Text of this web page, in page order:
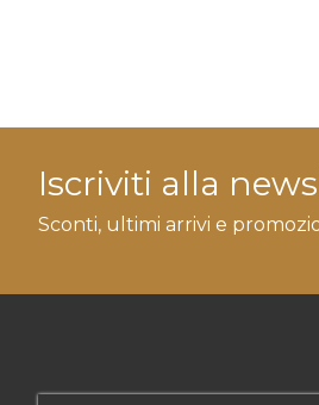
Iscriviti alla
Sconti, ultimi arrivi e